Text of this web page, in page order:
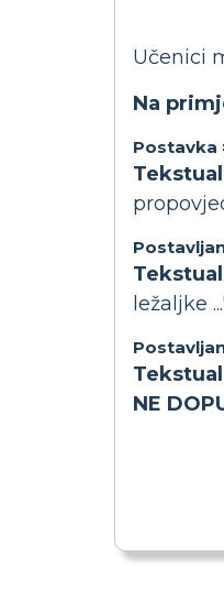
Učenici
Na
Postavka
ležaljke
NE